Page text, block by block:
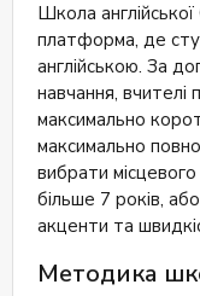
Школа
платформа, де
англійською. За
навчання,
максимально
максимально
вибрати
більше 7 років,
акценти та
Методика